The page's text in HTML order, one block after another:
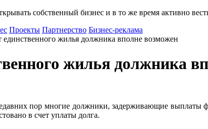
собственный бизнес и в то же время активно
Проекты Партнерство Бизнес-реклама
единственного жилья должника вполне возможен
жилья должника
пор многие должники, задерживающие выплаты
в счет уплаты долга.